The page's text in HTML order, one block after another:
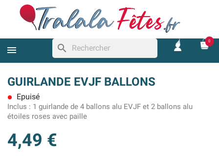
search
0
GUIRLANDE EVJF BALLONS
lens Epuisé
Inclus : 1 guirlande de 4 ballons alu EVJF et 2 ballons alu
étoiles roses avec paille
4,49 €